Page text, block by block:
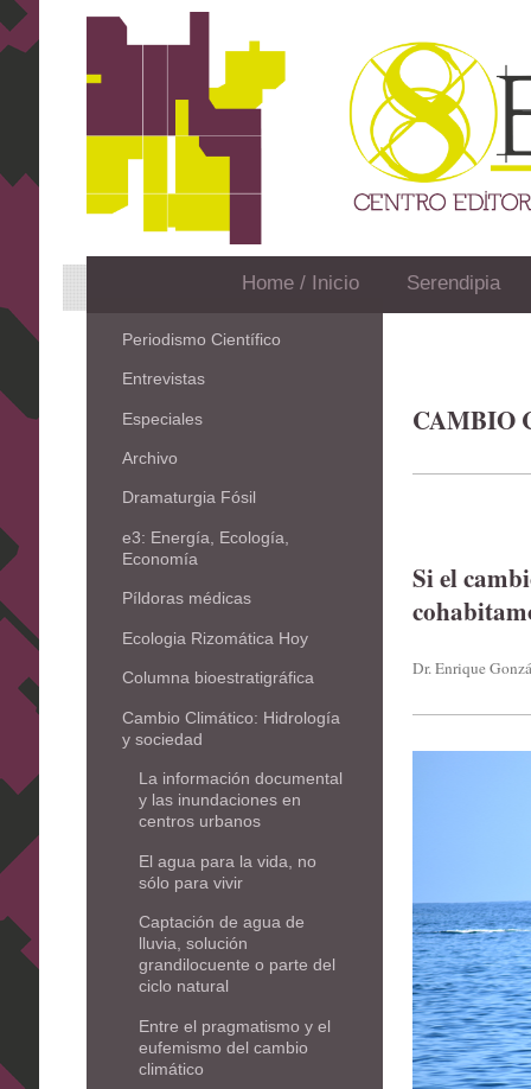
Home / Inicio Serendipia
CAMBIO
Si el
Dr. Enrique
Periodismo Científico
Entrevistas
Especiales
Archivo
Dramaturgia Fósil
e3: Energía, Ecología,
Economía
Píldoras médicas
Ecologia Rizomática Hoy
Columna bioestratigráfica
Cambio Climático: Hidrología
y sociedad
La información documental
y las inundaciones en
centros urbanos
El agua para la vida, no
sólo para vivir
Captación de agua de
lluvia, solución
grandilocuente o parte del
ciclo natural
Entre el pragmatismo y el
eufemismo del cambio
climático